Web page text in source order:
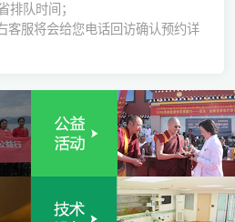
排队时间；
客服将会给您电话回访确认预约详